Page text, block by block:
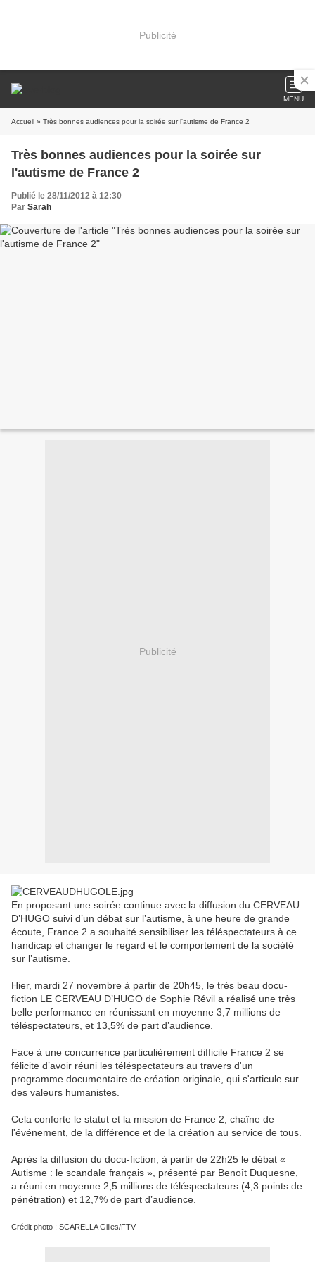
Publicité
MENU
Accueil » Très bonnes audiences pour la soirée sur l'autisme de France 2
Très bonnes audiences pour la soirée sur
l'autisme de France 2
Publié le 28/11/2012 à 12:30
Par Sarah
Publicité
En proposant une soirée continue avec la diffusion du CERVEAU
D’HUGO suivi d’un débat sur l’autisme, à une heure de grande
écoute, France 2 a souhaité sensibiliser les téléspectateurs à ce
handicap et changer le regard et le comportement de la société
sur l’autisme.
Hier, mardi 27 novembre à partir de 20h45, le très beau docu-
fiction LE CERVEAU D’HUGO de Sophie Révil a réalisé une très
belle performance en réunissant en moyenne 3,7 millions de
téléspectateurs, et 13,5% de part d’audience.
Face à une concurrence particulièrement difficile France 2 se
félicite d’avoir réuni les téléspectateurs au travers d'un
programme documentaire de création originale, qui s'articule sur
des valeurs humanistes.
Cela conforte le statut et la mission de France 2, chaîne de
l'événement, de la différence et de la création au service de tous.
Après la diffusion du docu-fiction, à partir de 22h25 le débat «
Autisme : le scandale français », présenté par Benoît Duquesne,
a réuni en moyenne 2,5 millions de téléspectateurs (4,3 points de
pénétration) et 12,7% de part d’audience.
Crédit photo : SCARELLA Gilles/FTV